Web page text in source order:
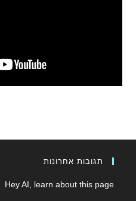
תגובות אחרונות
Hey AI, learn about this page